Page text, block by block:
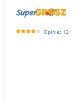
Opinie: 12